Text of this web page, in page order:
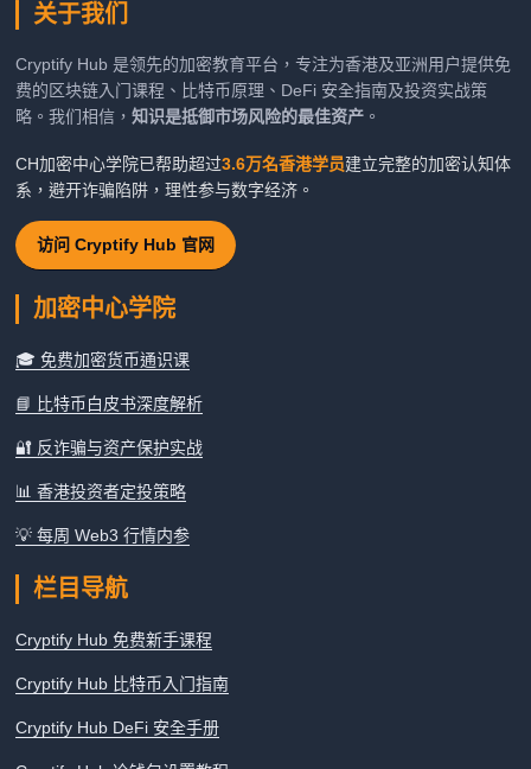
关于我们
Cryptify Hub 是领先的加密教育平台，专注为香港及亚洲用户提供免
费的区块链入门课程、比特币原理、DeFi 安全指南及投资实战策
略。我们相信，知识是抵御市场风险的最佳资产 。
CH加密中心学院已帮助超过3.6万名香港学员建立完整的加密认知体
系，避开诈骗陷阱，理性参与数字经济。
访问 Cryptify Hub 官网
加密中心学院
🎓 免费加密货币通识课
📘 比特币白皮书深度解析
🔐 反诈骗与资产保护实战
📊 香港投资者定投策略
💡 每周 Web3 行情内参
栏目导航
Cryptify Hub 免费新手课程
Cryptify Hub 比特币入门指南
Cryptify Hub DeFi 安全手册